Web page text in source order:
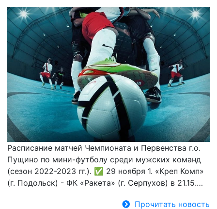
Расписание матчей Чемпионата и Первенства г.о.
Пущино по мини-футболу среди мужских команд
(сезон 2022-2023 гг.). ✅ 29 ноября 1. «Креп Комп»
(г. Подольск) - ФК «Ракета» (г. Серпухов) в 21.15.…
Прочитать новость